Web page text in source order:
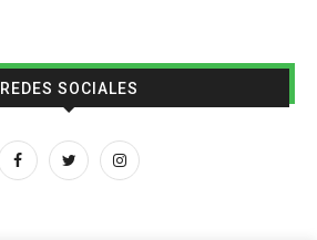
REDES SOCIALES